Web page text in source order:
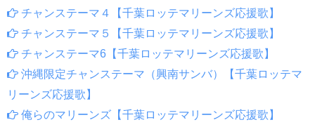
チャンステーマ４【千葉ロッテマリーンズ応援歌】
チャンステーマ５【千葉ロッテマリーンズ応援歌】
チャンステーマ6【千葉ロッテマリーンズ応援歌】
沖縄限定チャンステーマ（興南サンバ）【千葉ロッテマ
リーンズ応援歌】
俺らのマリーンズ【千葉ロッテマリーンズ応援歌】